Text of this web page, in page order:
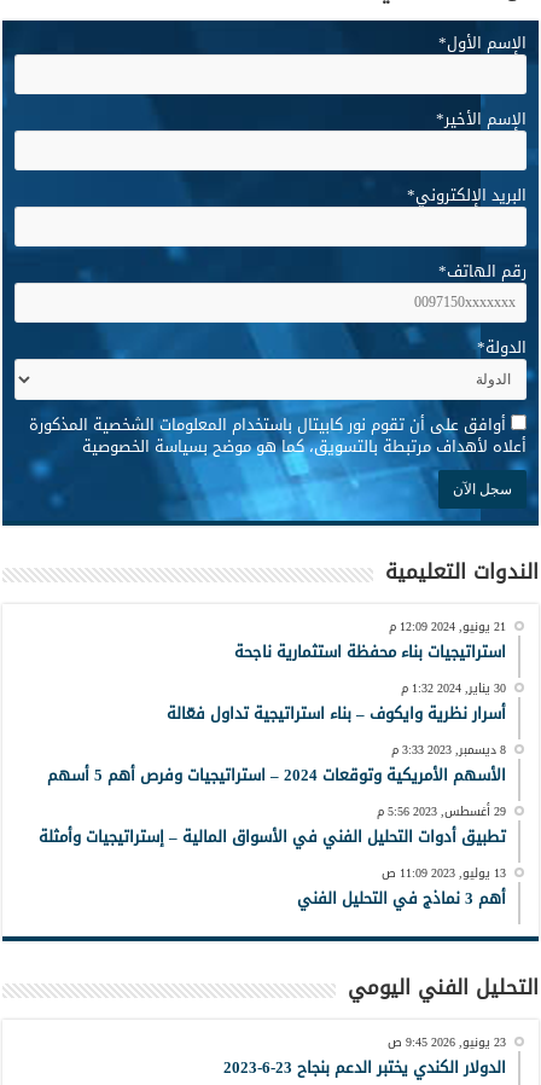
الإسم الأول*
الإسم الأخير*
البريد الإلكتروني*
رقم الهاتف*
الدولة*
* أوافق على أن تقوم نور كابيتال باستخدام المعلومات الشخصية المذكورة
أعلاه لأهداف مرتبطة بالتسويق، كما هو موضح بسياسة الخصوصية
الندوات التعليمية
21 يونيو, 2024 12:09 م
استراتيجيات بناء محفظة استثمارية ناجحة
30 يناير, 2024 1:32 م
أسرار نظرية وايكوف – بناء استراتيجية تداول فعّالة
8 ديسمبر, 2023 3:33 م
الأسهم الأمريكية وتوقعات 2024 – استراتيجيات وفرص أهم 5 أسهم
29 أغسطس, 2023 5:56 م
تطبيق أدوات التحليل الفني في الأسواق المالية – إستراتيجيات وأمثلة
13 يوليو, 2023 11:09 ص
أهم 3 نماذج في التحليل الفني
التحليل الفني اليومي
23 يونيو, 2026 9:45 ص
الدولار الكندي يختبر الدعم بنجاح 23-6-2023